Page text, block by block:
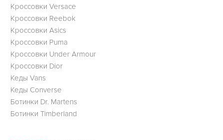
Кроссовки Versace
Кроссовки Reebok
Кроссовки Asics
Кроссовки Puma
Кроссовки Under Armour
Кроссовки Dior
Кеды Vans
Кеды Converse
Ботинки Dr. Martens
Ботинки Timberland